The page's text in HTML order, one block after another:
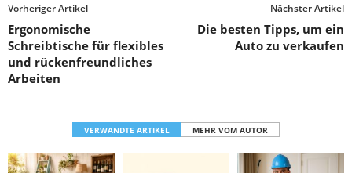
Vorheriger Artikel
Ergonomische
Schreibtische für flexibles
und rückenfreundliches
Arbeiten
Nächster Artikel
Die besten Tipps, um ein
Auto zu verkaufen
VERWANDTE ARTIKEL MEHR VOM AUTOR